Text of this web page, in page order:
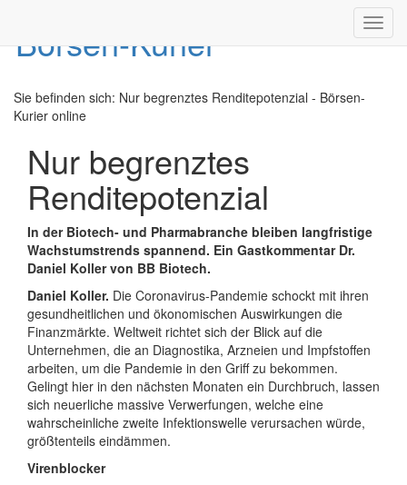
Sie befinden sich: Nur begrenztes Renditepotenzial - Börsen-
Kurier online
Nur begrenztes
Renditepotenzial
In der Biotech- und Pharmabranche bleiben langfristige
Wachstumstrends spannend. Ein Gastkommentar Dr.
Daniel Koller von BB Biotech.
Daniel Koller. Die Coronavirus-Pandemie schockt mit ihren
gesundheitlichen und ökonomischen Auswirkungen die
Finanzmärkte. Weltweit richtet sich der Blick auf die
Unternehmen, die an Diagnostika, Arzneien und Impfstoffen
arbeiten, um die Pandemie in den Griff zu bekommen.
Gelingt hier in den nächsten Monaten ein Durchbruch, lassen
sich neuerliche massive Verwerfungen, welche eine
wahrscheinliche zweite Infektionswelle verursachen würde,
größtenteils eindämmen.
Virenblocker